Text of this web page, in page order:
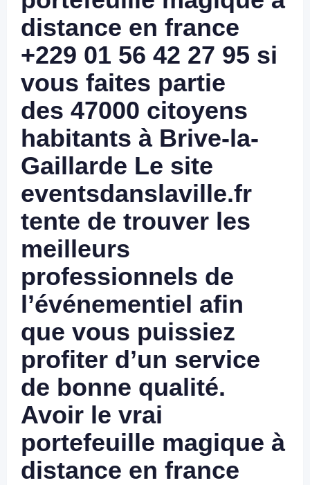
distance en france
+229 01 56 42 27 95 si
vous faites partie
des 47000 citoyens
habitants à Brive-la-
Gaillarde Le site
eventsdanslaville.fr
tente de trouver les
meilleurs
professionnels de
l’événementiel afin
que vous puissiez
profiter d’un service
de bonne qualité.
Avoir le vrai
portefeuille magique à
distance en france